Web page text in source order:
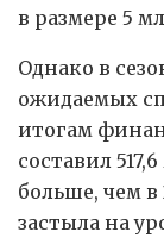
в размере 5
Однако в
ожидаемых
итогам
составил
больше, чем
застыла на